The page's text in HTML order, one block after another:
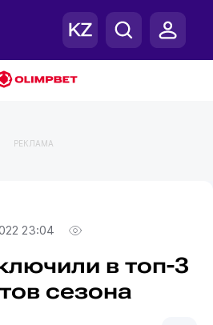
РЕКЛАМА
23:04
в топ-3
сезона